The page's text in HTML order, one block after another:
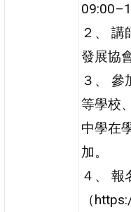
２、 講
發展協
３、 參
等學校
中學在
加。
４、 報
（